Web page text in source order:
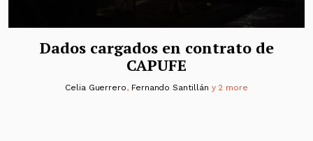
Dados cargados en contrato de
CAPUFE
Celia Guerrero, Fernando Santillán y 2 more